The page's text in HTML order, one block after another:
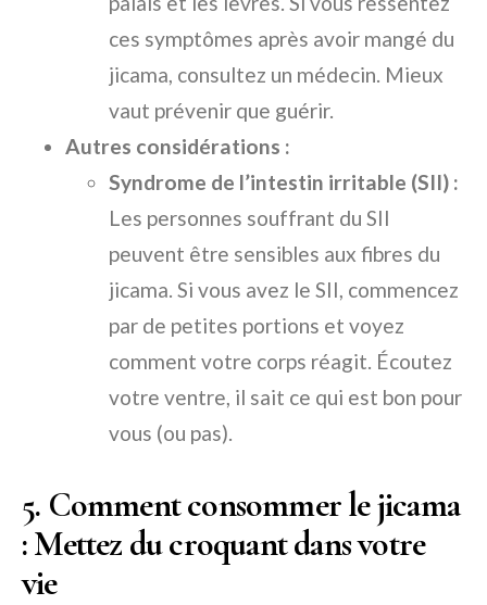
ces symptômes après avoir mangé du
jicama, consultez un médecin. Mieux
vaut prévenir que guérir.
Autres considérations :
Syndrome de l’intestin irritable (SII) :
Les personnes souffrant du SII
peuvent être sensibles aux fibres du
jicama. Si vous avez le SII, commencez
par de petites portions et voyez
comment votre corps réagit. Écoutez
votre ventre, il sait ce qui est bon pour
vous (ou pas).
5. Comment consommer le jicama
: Mettez du croquant dans votre
vie